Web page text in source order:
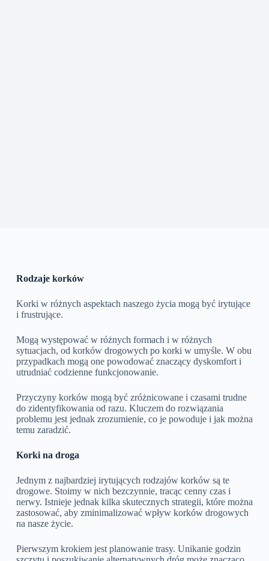
Rodzaje korków
Korki w różnych aspektach naszego życia mogą być irytujące
i frustrujące.
Mogą występować w różnych formach i w różnych
sytuacjach, od korków drogowych po korki w umyśle. W obu
przypadkach mogą one powodować znaczący dyskomfort i
utrudniać codzienne funkcjonowanie.
Przyczyny korków mogą być zróżnicowane i czasami trudne
do zidentyfikowania od razu. Kluczem do rozwiązania
problemu jest jednak zrozumienie, co je powoduje i jak można
temu zaradzić.
Korki na droga
Jednym z najbardziej irytujących rodzajów korków są te
drogowe. Stoimy w nich bezczynnie, tracąc cenny czas i
nerwy. Istnieje jednak kilka skutecznych strategii, które można
zastosować, aby zminimalizować wpływ korków drogowych
na nasze życie.
Pierwszym krokiem jest planowanie trasy. Unikanie godzin